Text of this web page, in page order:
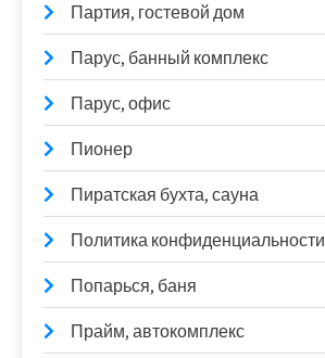
Партия, гостевой дом
Парус, банный комплекс
Парус, офис
Пионер
Пиратская бухта, сауна
Политика конфиденциальности
Попарься, баня
Прайм, автокомплекс